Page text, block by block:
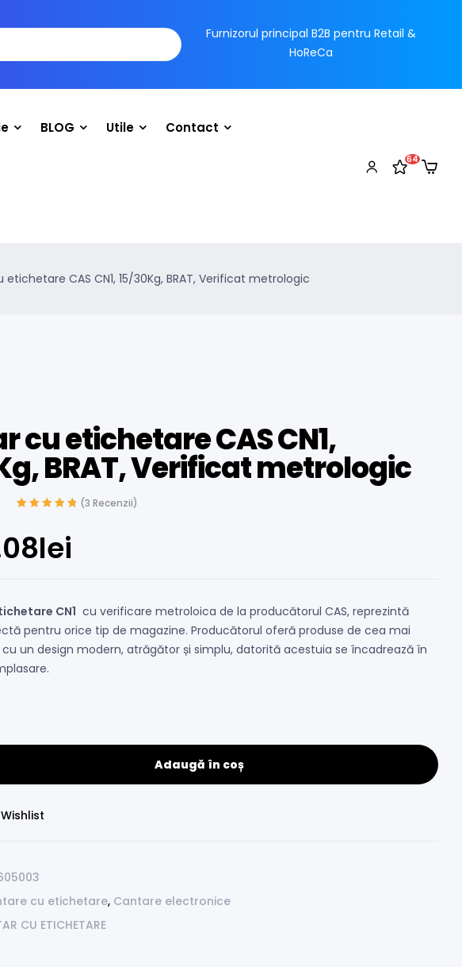
Furnizorul principal B2B pentru Retail &
HoReCa
BLOG Utile Contact
64
CAS CN1, 15/30Kg, BRAT, Verificat metrologic
cu etichetare CAS CN1,
BRAT, Verificat metrologic
evaluări de la
(3 Recenzii)
lei
CN1 cu verificare metroloica de la producătorul CAS, reprezintă
pentru orice tip de magazine. Producătorul oferă produse de cea mai
un design modern, atrăgător și simplu, datorită acestuia se încadrează în
Adaugă în coș
cu etichetare, Cantare electronice
CU ETICHETARE